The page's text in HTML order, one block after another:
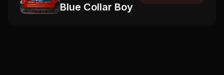
Blue Collar Boy